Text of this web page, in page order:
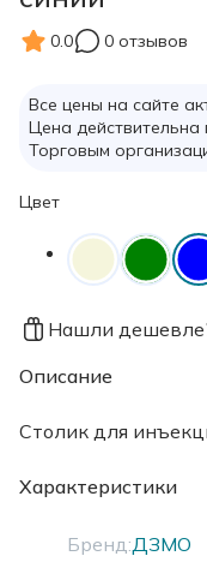
0.0 0 отзывов
Все цены на сайте
Цена действительна
Торговым
Цвет
Нашли
Описание
Столик для
Характеристики
Бренд:ДЗМО